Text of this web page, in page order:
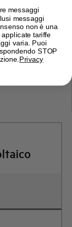
campo.
di
AC, quadri
16, sistemi di
tecnico
messaggi
messaggi
non è una
tariffe
varia. Puoi
STOP
Privacy